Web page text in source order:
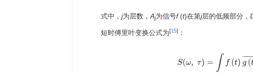
式中， j为层数， Aj为信号f(t)在第j层的低频部分，
短时傅里叶变换公式为[15] ：
(ω ∫R ) g( t−τ)